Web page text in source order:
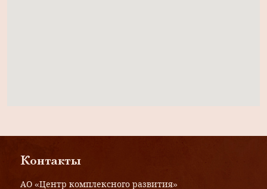
Контакты
АО «Центр комплексного развития»